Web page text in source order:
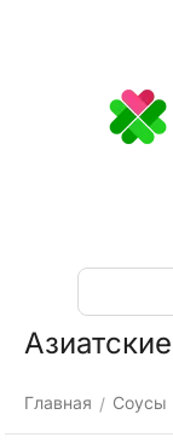
Главная / Соусы